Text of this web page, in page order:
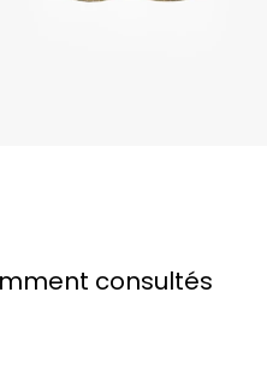
consultés